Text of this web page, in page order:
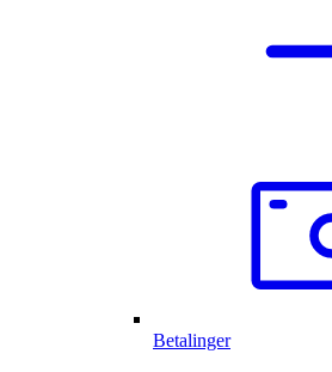
Betalinger